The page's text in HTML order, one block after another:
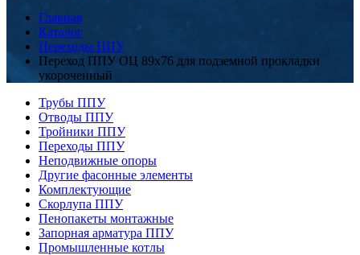
Главная
Каталог
Переходы ППУ
Переход ППУ ОЦ 89x76 для подземной прокладки
укороченный
Трубы ППУ
Отводы ППУ
Тройники ППУ
Переходы ППУ
Неподвижные опоры
Другие фасонные элементы
Комплектующие
Скорлупа ППУ
Пенопакеты монтажные
Запорная арматура ППУ
Промышленные котлы